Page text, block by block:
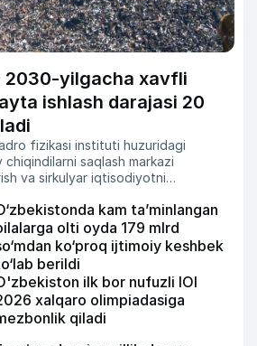
2030-yilgacha xavfli
ishlash darajasi 20
fizikasi instituti huzuridagi
saqlash markazi
va sirkulyar iqtisodiyotni
kam ta’minlangan
olti oyda 179 mlrd
ko‘proq ijtimoiy keshbek
berildi
ilk bor nufuzli IOI
xalqaro olimpiadasiga
qiladi